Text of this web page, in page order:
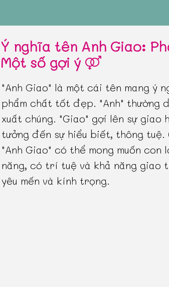
Ý nghĩa tên Anh Giao:
Một số gợi ý
"Anh Giao" là một cái tên mang ý
phẩm chất tốt đẹp. "Anh" thường
xuất chúng. "Giao" gợi lên sự giao
tưởng đến sự hiểu biết, thông
"Anh Giao" có thể mong muốn
năng, có trí tuệ và khả năng giao
yêu mến và kính trọng.